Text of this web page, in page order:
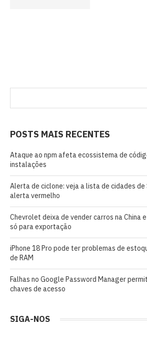
POSTS MAIS RECENTES
Ataque ao npm afeta ecossistema de
instalações
Alerta de ciclone: veja a lista de cidades de
alerta vermelho
Chevrolet deixa de vender carros na China
só para exportação
iPhone 18 Pro pode ter problemas de
de RAM
Falhas no Google Password Manager
chaves de acesso
SIGA-NOS